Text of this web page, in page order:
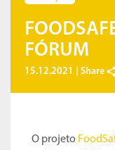
FÓRUM
15.12.2021 | Share
O projeto